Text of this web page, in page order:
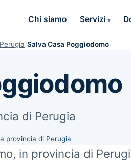
Chi siamo Servizi
Salva Casa Poggiodomo
di Perugia
provincia di Perugia
in provincia di